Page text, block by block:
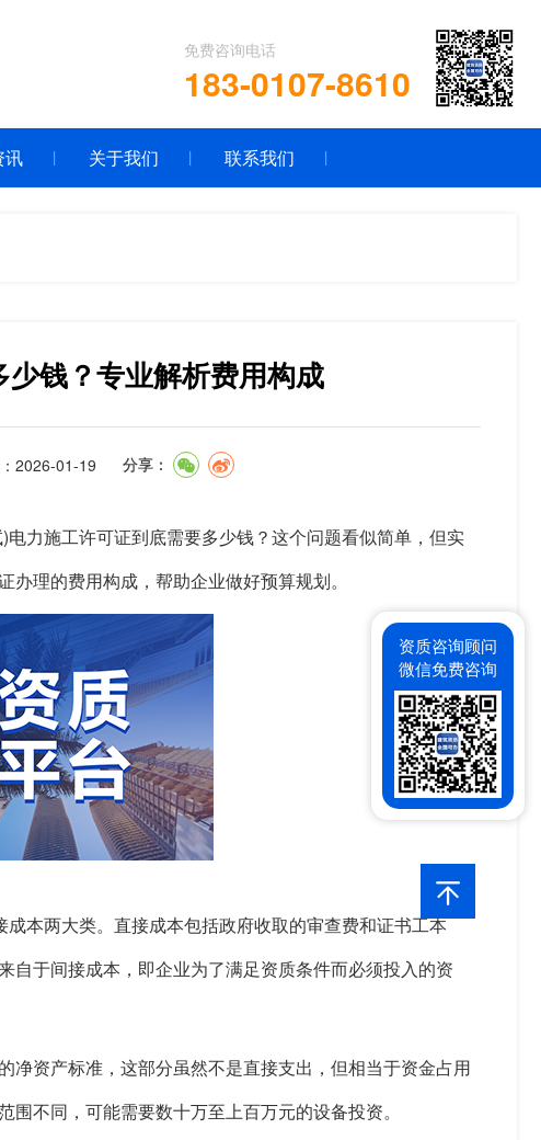
免费咨询电话
183-0107-8610
讯 关于我们 联系我们
钱？专业解析费用构成
2026-01-19 分享：
力施工许可证到底需要多少钱？这个问题看似简单，但实
理的费用构成，帮助企业做好预算规划。
本两大类。直接成本包括政府收取的审查费和证书工本
自于间接成本，即企业为了满足资质条件而必须投入的资
资产标准，这部分虽然不是直接支出，但相当于资金占用
不同，可能需要数十万至上百万元的设备投资。
资质咨询顾问
微信免费咨询